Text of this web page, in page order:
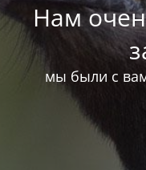
Нам
мы были с